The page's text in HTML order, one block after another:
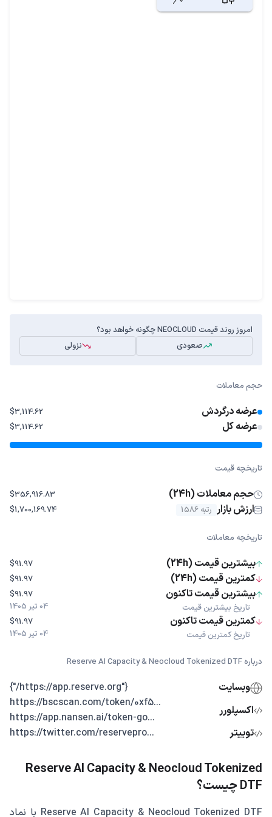
امروز روند قیمت NEOCLOUD چگونه خواهد بود؟
صعودی
نزولی
حجم معاملات
عرضه درگردش $3,114.62
عرضه کل $3,114.62
تاریخچه قیمت
حجم معاملات (24h) $356,916.83
ارزش بازار رتبه 1586 $1,700,169.74
تاریخچه معاملات
بیشترین قیمت (24h) $91.97
کمترین قیمت (24h) $91.97
بیشترین قیمت تاکنون
تاریخ بیشترین قیمت
$91.97
04 تیر 1405
کمترین قیمت تاکنون
تاریخ کمترین قیمت
$91.97
04 تیر 1405
درباره Reserve AI Capacity & Neocloud Tokenized DTF
وبسایت
{"https://app.reserve.org/"}
اکسپلورر
...https://bscscan.com/token/0xf5
...https://app.nansen.ai/token-go
توییتر
...https://twitter.com/reservepro
Reserve AI Capacity & Neocloud Tokenized
DTF چیست؟
Reserve AI Capacity & Neocloud Tokenized DTF با نماد